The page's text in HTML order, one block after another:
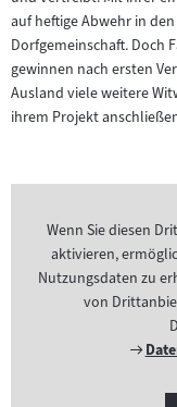
auf heftige Abwehr in
Dorfgemeinschaft. Doch
gewinnen nach ersten
Ausland viele weitere
ihrem Projekt
Wenn Sie diesen
aktivieren,
Nutzungsdaten zu
von